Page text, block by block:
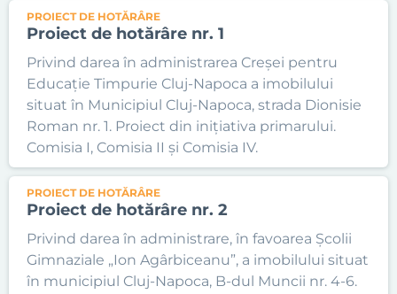
PROIECT DE HOTĂRÂRE
Proiect de hotărâre nr. 1
Privind darea în administrarea Creșei pentru
Educație Timpurie Cluj-Napoca a imobilului
situat în Municipiul Cluj-Napoca, strada Dionisie
Roman nr. 1. Proiect din inițiativa primarului.
Comisia I, Comisia II și Comisia IV.
PROIECT DE HOTĂRÂRE
Proiect de hotărâre nr. 2
Privind darea în administrare, în favoarea Școlii
Gimnaziale „Ion Agârbiceanu”, a imobilului situat
în municipiul Cluj-Napoca, B-dul Muncii nr. 4-6.